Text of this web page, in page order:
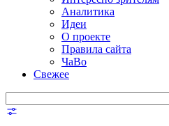
Аналитика
Идеи
О проекте
Правила сайта
ЧаВо
Свежее